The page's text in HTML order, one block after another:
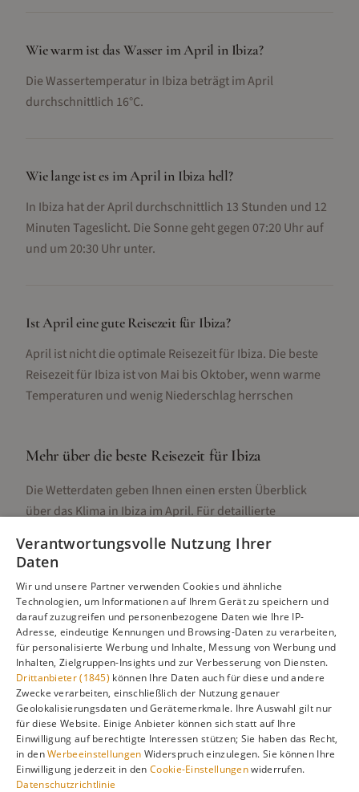
Wie warm ist das Wasser im April in Ibiza?
Die Wassertemperatur in Ibiza beträgt im April
durchschnittlich 16°C.
Wie lange ist es im April in Ibiza hell?
In Ibiza hat der April durchschnittlich 13 Stunden und 12
Minuten Tageslicht. Die Sonne geht gegen 07:20 Uhr auf
und um 20:30 Uhr unter.
Ist April eine gute Reisezeit für Ibiza?
April ist nicht die optimale Reisezeit für Ibiza. Die beste
Reisezeit für Ibiza ist von Mai bis Oktober, wenn warme
Temperaturen und wenig Niederschlag herrschen
Mehr über die beste Reisezeit für Ibiza
Die Wetterdaten geben Ihnen einen ersten Überblick
über das Klima in Ibiza imApril. Für detaillierte
Unterschieden, Aktivitäten und Reisetipps besuchen Sie
Alle Infos zur besten ReisezeitIbiza
Gefällt dir diese Seite? Teile sie auf Pinterest!
Auf Pinterest merken
Verantwortungsvolle Nutzung Ihrer
Daten
Wir und unsere Partner verwenden Cookies und ähnliche
Technologien, um Informationen auf Ihrem Gerät zu speichern und
darauf zuzugreifen und personenbezogene Daten wie Ihre IP-
Adresse, eindeutige Kennungen und Browsing-Daten zu verarbeiten,
für personalisierte Werbung und Inhalte, Messung von Werbung und
Inhalten, Zielgruppen-Insights und zur Verbesserung von Diensten.
Drittanbieter (1845) können Ihre Daten auch für diese und andere
Zwecke verarbeiten, einschließlich der Nutzung genauer
Geolokalisierungsdaten und Gerätemerkmale. Ihre Auswahl gilt nur
für diese Website. Einige Anbieter können sich statt auf Ihre
Einwilligung auf berechtigte Interessen stützen; Sie haben das Recht,
in denWerbeeinstellungen Widerspruch einzulegen. Sie können Ihre
Einwilligung jederzeit in denCookie-Einstellungenwiderrufen.
Datenschutzrichtlinie